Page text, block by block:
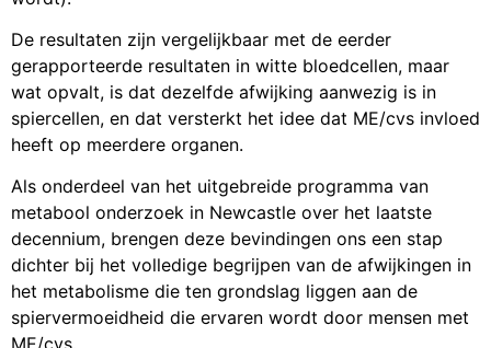
De resultaten zijn vergelijkbaar met de eerder
gerapporteerde resultaten in witte bloedcellen, maar
wat opvalt, is dat dezelfde afwijking aanwezig is in
spiercellen, en dat versterkt het idee dat ME/cvs invloed
heeft op meerdere organen.
Als onderdeel van het uitgebreide programma van
metabool onderzoek in Newcastle over het laatste
decennium, brengen deze bevindingen ons een stap
dichter bij het volledige begrijpen van de afwijkingen in
het metabolisme die ten grondslag liggen aan de
spiervermoeidheid die ervaren wordt door mensen met